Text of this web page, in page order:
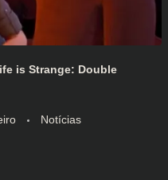
is Strange: Double
Notícias